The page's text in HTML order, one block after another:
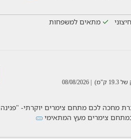
מתאים למשפחות
ק"מ) | 08/08/2026
מחכה לכם מתחם צימרים יוקרתי- "פנינה
במתחם צימרים מעץ המתאימי